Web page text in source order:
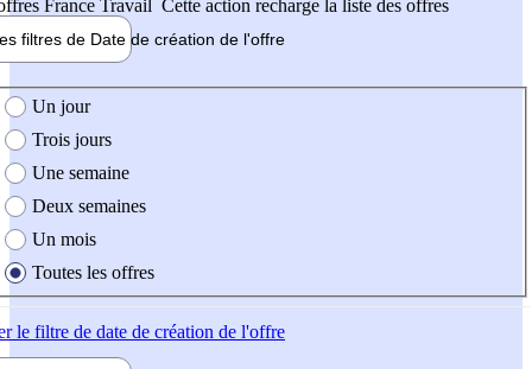
France Travail Cette action recharge la liste des offres
filtres de Date de création de l'offre
création de l'offre
Un jour
Trois jours
Une semaine
Deux semaines
Un mois
Toutes les offres
le filtre de date de création de l'offre